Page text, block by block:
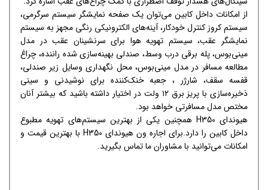
از امکانات داخل کابین می‌توان یک صفحه نمایشگر سیستم سرگرمی،
سیستم کروز کنترل خودکار، آینه‌های الکترونیکی رنگی مجهز به سیستم
نمایشگر عقب، سیستم تهویه هوا برای سرنشینان عقب در مدل
مینی‌بوس، پله برقی درب وسط، صندلی بهینه‌سازی شده راننده، چراغ
مطالعه مسافر در مدل مینی‌بوس، محل نگهداری وسایل زیر صندلی،
قفسه سقف، شارژر ، جعبه خنک‌کننده برای نوشیدنی و سینی
ذخیره‌سازی با پریز برق ۱۲ ولت در اختیار داشته باشید که بیشتر آنان
مختص مدل مسافرتی خواهد بود.
هیوندای H350 همچنین یکی از بهترین سیستم‌های تهویه مطبوع
داخل کابین را دارد.برای اجاره ون هیوندای H350 با بهترین قیمت و
امکانات می‌توانید با مشاوران ما تماس بگیرید.